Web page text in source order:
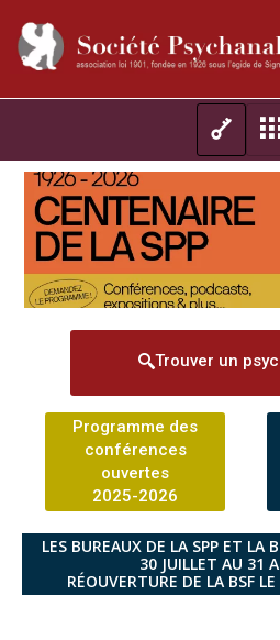
Trouver un
Programme des
conférences
ouvertes
2025-2026
LES BUREAUX DE LA SPP ET LA
30 JUILLET AU 31
RÉOUVERTURE DE LA BSF